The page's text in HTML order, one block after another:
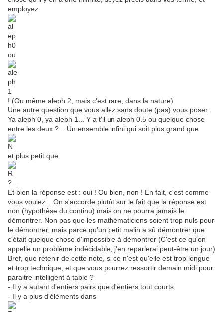
employez
ou
! (Ou même aleph 2, mais c'est rare, dans la nature)
Une autre question que vous allez sans doute (pas) vous poser :
Ya aleph 0, ya aleph 1... Y a t'il un aleph 0.5 ou quelque chose
entre les deux ?... Un ensemble infini qui soit plus grand que
et plus petit que
?...
Et bien la réponse est : oui ! Ou bien, non ! En fait, c'est comme
vous voulez... On s'accorde plutôt sur le fait que la réponse est
non (hypothèse du continu) mais on ne pourra jamais le
démontrer. Non pas que les mathématiciens soient trop nuls pour
le démontrer, mais parce qu'un petit malin a sû démontrer que
c'était quelque chose d'impossible à démontrer (C'est ce qu'on
appelle un problème indécidable, j'en reparlerai peut-être un jour)
Bref, que retenir de cette note, si ce n'est qu'elle est trop longue
et trop technique, et que vous pourrez ressortir demain midi pour
paraitre intelligent à table ?
- Il y a autant d'entiers pairs que d'entiers tout courts.
- Il y a plus d'éléments dans